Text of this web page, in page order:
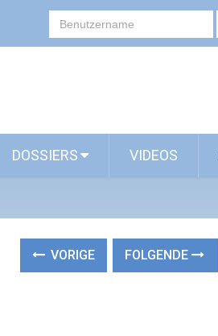
DOSSIERS VIDEOS
VORIGE FOLGENDE